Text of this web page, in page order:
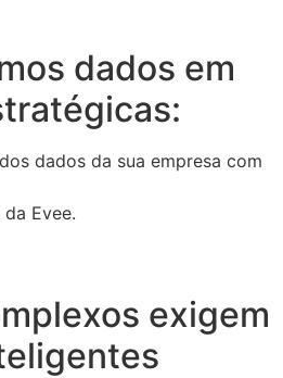
dados em
dados da sua empresa com
Evee.
exigem